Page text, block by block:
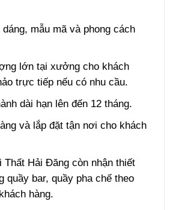
mẫu mã và phong cách
lớn tại xưởng cho khách
trực tiếp nếu có nhu cầu.
dài hạn lên đến 12 tháng.
và lắp đặt tận nơi cho khách
Thất Hải Đăng còn nhận thiết
quầy bar, quầy pha chế theo
hàng.